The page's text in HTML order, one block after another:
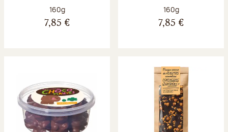
Poids net :
160g
7,85 €
Poids net :
160g
7,85 €